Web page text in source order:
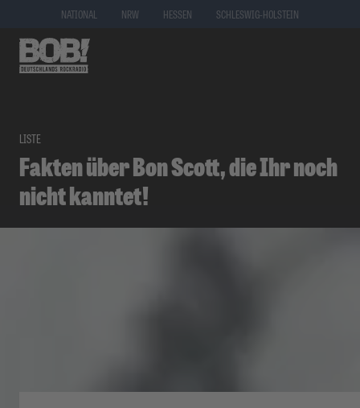
NATIONAL NRW HESSEN SCHLESWIG-HOLSTEIN
LISTE
Fakten über Bon Scott, die Ihr noch
nicht kanntet!